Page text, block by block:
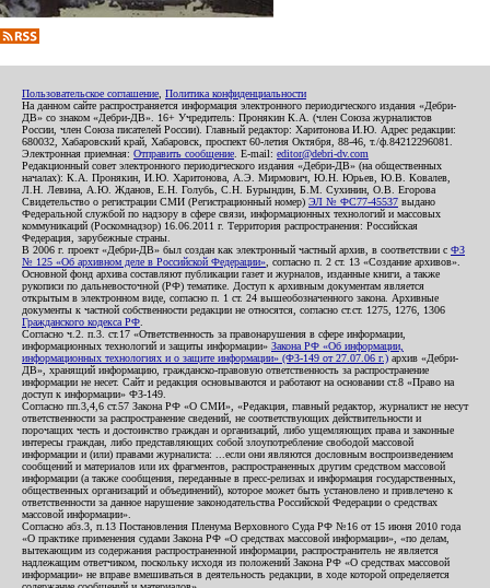
Пользовательское соглашение Политика конфиденциальности
На данном сайте распространяется информация электронного периодического издания «Дебри-
ДВ» со знаком «Дебри-ДВ». 16+ Учредитель: Пронякин К.А. (член Союза журналистов
России, член Союза писателей России). Главный редактор: Харитонова И.Ю. Адрес редакции:
680032, Хабаровский край, Хабаровск, проспект 60-летия Октября, 88-46, т./ф.84212296081.
Электронная приемная: Отправить сообщение . E-mail: editor@debri-dv.com
Редакционный совет электронного периодического издания «Дебри-ДВ» (на общественных
началах): К.А. Пронякин, И.Ю. Харитонова, А.Э. Мирмович, Ю.Н. Юрьев, Ю.В. Ковалев,
Л.Н. Левина, А.Ю. Жданов, Е.Н. Голубь, С.Н. Бурындин, Б.М. Сухинин, О.В. Егорова
Свидетельство о регистрации СМИ (Регистрационный номер) ЭЛ № ФС77-45537 выдано
Федеральной службой по надзору в сфере связи, информационных технологий и массовых
коммуникаций (Роскомнадзор) 16.06.2011 г. Территория распространения: Российская
Федерация, зарубежные страны.
В 2006 г. проект «Дебри-ДВ» был создан как электронный частный архив, в соответствии с ФЗ
№ 125 «Об архивном деле в Российской Федерации» , согласно п. 2 ст. 13 «Создание архивов».
Основной фонд архива составляют публикации газет и журналов, изданные книги, а также
рукописи по дальневосточной (РФ) тематике. Доступ к архивным документам является
открытым в электронном виде, согласно п. 1 ст. 24 вышеобозначенного закона. Архивные
документы к частной собственности редакции не относятся, согласно ст.ст. 1275, 1276, 1306
Гражданского кодекса РФ
Согласно ч.2. п.3. ст.17 «Ответственность за правонарушения в сфере информации,
информационных технологий и защиты информации» Закона РФ «Об информации,
информационных технологиях и о защите информации» (ФЗ-149 от 27.07.06 г.) архив «Дебри-
ДВ», хранящий информацию, гражданско-правовую ответственность за распространение
информации не несет. Сайт и редакция основываются и работают на основании ст.8 «Право на
доступ к информации» ФЗ-149.
Согласно пп.3,4,6 ст.57 Закона РФ «О СМИ», «Редакция, главный редактор, журналист не несут
ответственности за распространение сведений, не соответствующих действительности и
порочащих честь и достоинство граждан и организаций, либо ущемляющих права и законные
интересы граждан, либо представляющих собой злоупотребление свободой массовой
информации и (или) правами журналиста: ...если они являются дословным воспроизведением
сообщений и материалов или их фрагментов, распространенных другим средством массовой
информации (а также сообщения, переданные в пресс-релизах и информация государственных,
общественных организаций и объединений), которое может быть установлено и привлечено к
ответственности за данное нарушение законодательства Российской Федерации о средствах
массовой информации».
Согласно абз.3, п.13 Постановления Пленума Верховного Суда РФ №16 от 15 июня 2010 года
«О практике применения судами Закона РФ «О средствах массовой информации», «по делам,
вытекающим из содержания распространенной информации, распространитель не является
надлежащим ответчиком, поскольку исходя из положений Закона РФ «О средствах массовой
информации» не вправе вмешиваться в деятельность редакции, в ходе которой определяется